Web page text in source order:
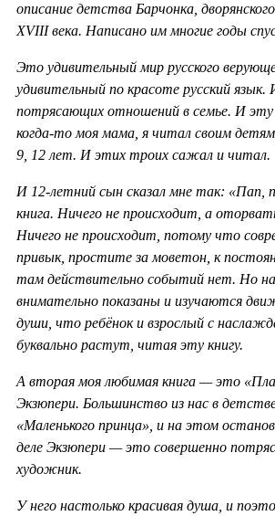
описание детства Барчонка,
XVIII века. Написано им многие годы
Это удивительный мир русского
удивительный по красоте русский язык.
потрясающих отношений в семье. И эту
когда-то моя мама, я читал своим
9, 12 лет. И этих троих сажал и читал.
И 12-летний сын сказал мне так: «Пап,
книга. Ничего не происходит, а
Ничего не происходит, потому что
привык, простите за моветон, к
там действительно событий нет. Но
внимательно показаны и изучаются
души, что ребёнок и взрослый с
буквально растут, читая эту книгу.
А вторая моя любимая книга — это
Экзюпери. Большинство из нас в
«Маленького принца», и на этом
деле Экзюпери — это совершенно
художник.
У него настолько красивая душа, и